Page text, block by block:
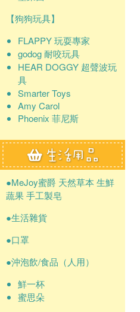
【狗狗玩具】
FLAPPY 玩耍專家
godog 耐咬玩具
HEAR DOGGY 超聲波玩
具
Smarter Toys
Amy Carol
Phoenix 菲尼斯
●MeJoy蜜爵 天然草本 生鮮
蔬果 手工製皂
●生活雜貨
●口罩
●沖泡飲/食品（人用）
鮮一杯
蜜思朵